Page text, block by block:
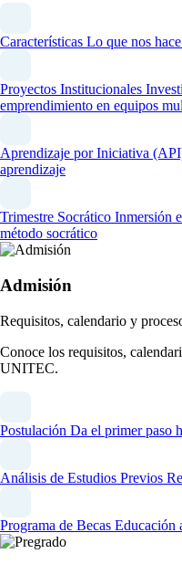
Características Lo que nos
Proyectos Institucionales
emprendimiento en equipos
Aprendizaje por Iniciativa
aprendizaje
Trimestre Socrático Inmersión
método socrático
Admisión
Requisitos, calendario y
Conoce los requisitos,
UNITEC.
Postulación Da el primer paso
Análisis de Estudios Previos
Programa de Becas Educación